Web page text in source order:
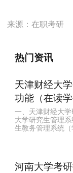
来源：在职考研
热门资讯
天津财经大
功能（在读学
一、天津财经大
大学研究生管理
生教务管理系统（
河南大学考